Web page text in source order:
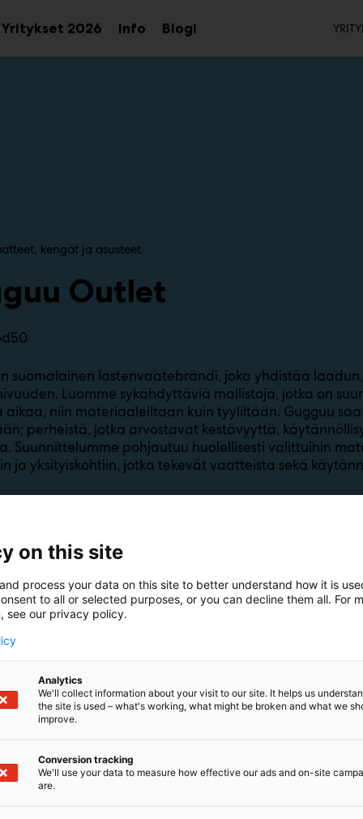
Yritykset 2026Avaa
alavalikko
InfoAvaa
alavalikko
Blogi
kengät ja asusteet
Outlet
suomalainen lastenvaatebrändi, joka yhdistää
Luomme sykähdyttäviä mallistoja, jotka on
aikaa, niin materiaaleiltaan kuin tyyliltään. Gugguu
perheistä, jotka arvostavat kestävyyttä,
Suunnittelumme pohjautuu huolellisesti valittuihin
ja yksityiskohtiin, jotka tekevät vaatteista sekä
on this site
process your data on this site to better understand how it is
to all or selected purposes, or you can decline them all. For
see our privacy policy.
Analytics
We'll collect information about your visit to our site. It helps us
the site is used – what's working, what might be broken and what we
improve.
Conversion tracking
We'll use your data to measure how effective our ads and on-site
are.